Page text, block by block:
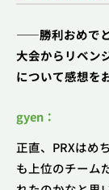
――勝利おめで
大会からリベン
について感想を
gyen：
正直、PRXはめ
も上位のチーム